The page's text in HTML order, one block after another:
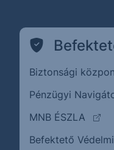
Biztonsági
Pénzügyi
MNB ÉSZLA
Befektető